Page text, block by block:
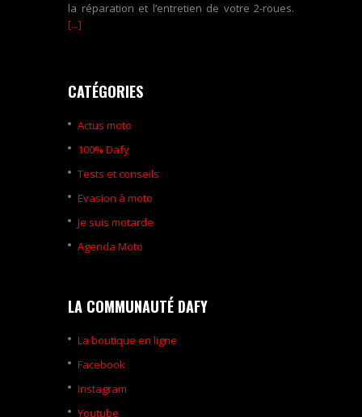
la réparation et l’entretien de votre 2-roues.
[...]
CATÉGORIES
Actus moto
100% Dafy
Tests et conseils
Evasion à moto
Je suis motarde
Agenda Moto
LA COMMUNAUTÉ DAFY
La boutique en ligne
Facebook
Instagram
Youtube